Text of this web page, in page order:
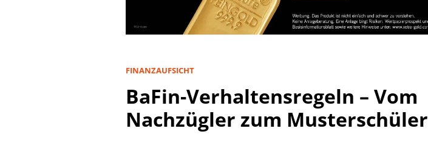
FINANZAUFSICHT
BaFin-Verhaltensregeln – Vom
Nachzügler zum Musterschüler